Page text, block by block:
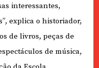
interessantes,
explica o historiador,
de livros, peças de
de música,